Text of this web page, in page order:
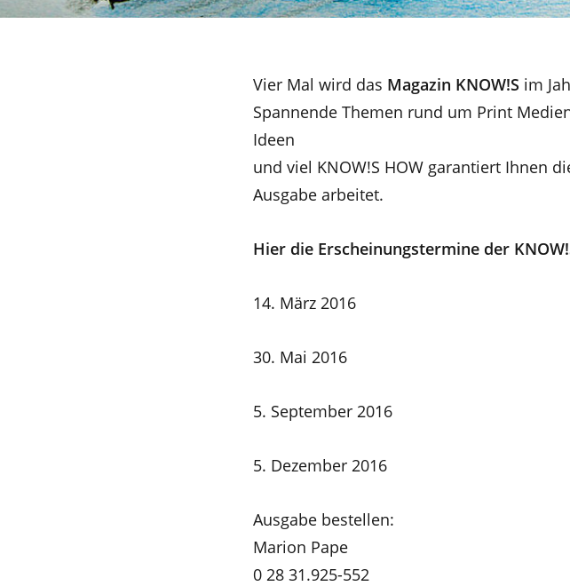
Vier Mal wird das Magazin KNOW!S im
Spannende Themen rund um Print
Ideen
und viel KNOW!S HOW garantiert Ihnen
Ausgabe arbeitet.
Hier die Erscheinungstermine der
14. März 2016
30. Mai 2016
5. September 2016
5. Dezember 2016
Ausgabe bestellen:
Marion Pape
0 28 31.925-552